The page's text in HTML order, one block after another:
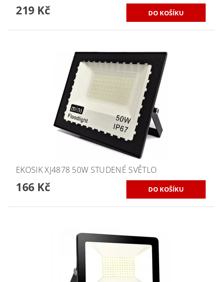
219 Kč
EKOSIK XJ4878 50W STUDENÉ SVĚTLO
166 Kč